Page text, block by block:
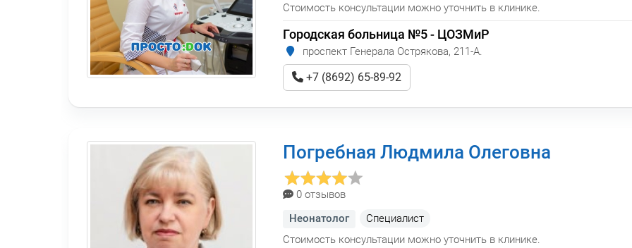
Стоимость консультации можно уточнить в клинике.
Городская больница №5 - ЦОЗМиР
проспект Генерала Острякова, 211-А.
+7 (8692) 65-89-92
Погребная Людмила Олеговна
0 отзывов
Неонатолог
Cпециалист
Стоимость консультации можно уточнить в клинике.